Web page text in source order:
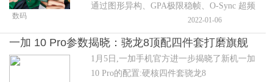
通过图形异构、GPA极限稳帧、O-Sync 超频
响应三大技术开启手游体验新拐点。
数码 2022-01-06
一加 10 Pro参数揭晓：骁龙8顶配四件套打磨旗舰
性能之巅
1月5日,一加手机官方进一步揭晓了新机一加
10 Pro的配置:硬核四件套骁龙8